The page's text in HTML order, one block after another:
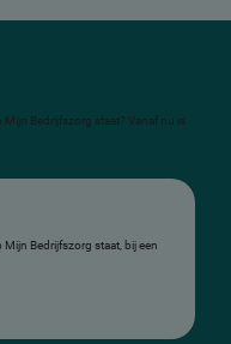
Mijn Bedrijfszorg staat? Vanaf nu is
Bedrijfszorg staat, bij een